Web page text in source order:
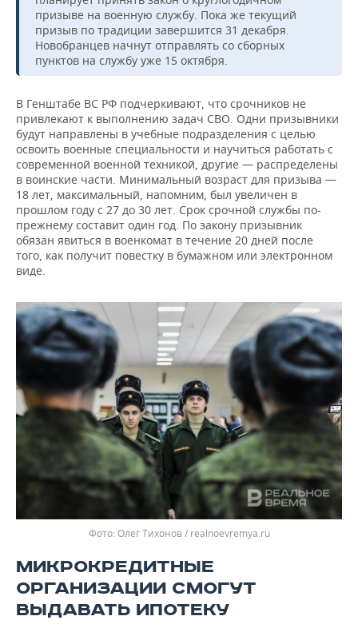
призыве на военную службу. Пока же текущий
призыв по традиции завершится 31 декабря.
Новобранцев начнут отправлять со сборных
пунктов на службу уже 15 октября.
В Генштабе ВС РФ подчеркивают, что срочников не
привлекают к выполнению задач СВО. Одни призывники
будут направлены в учебные подразделения с целью
освоить военные специальности и научиться работать с
современной военной техникой, другие — распределены
в воинские части. Минимальный возраст для призыва —
18 лет, максимальный, напомним, был увеличен в
прошлом году с 27 до 30 лет. Срок срочной службы по-
прежнему составит один год. По закону призывник
обязан явиться в военкомат в течение 20 дней после
того, как получит повестку в бумажном или электронном
виде.
Олег Тихонов / realnoevremya.ru
МИКРОКРЕДИТНЫЕ
ОРГАНИЗАЦИИ СМОГУТ
ВЫДАВАТЬ ИПОТЕКУ